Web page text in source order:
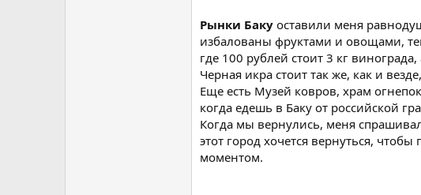
Рынки Баку оставили меня
избалованы фруктами и овощами,
где 100 рублей стоит 3 кг
Черная икра стоит так же, как и
Еще есть Музей ковров, храм
когда едешь в Баку от российской
Когда мы вернулись, меня
этот город хочется вернуться,
моментом.